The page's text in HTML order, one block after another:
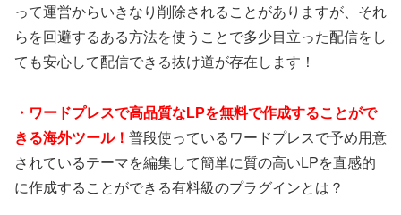
って運営からいきなり削除されることがありますが、それ
らを回避するある方法を使うことで多少目立った配信をし
ても安心して配信できる抜け道が存在します！
・ ワードプレスで高品質なLPを無料で作成することがで
きる海外ツール！ 普段使っているワードプレスで予め用意
されているテーマを編集して簡単に質の高いLPを直感的
に作成することができる有料級のプラグインとは？